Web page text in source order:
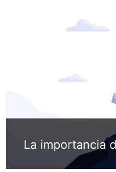
La importancia